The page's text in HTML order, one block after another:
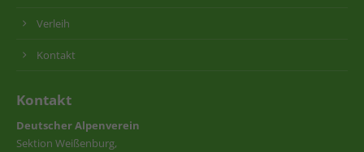
Verleih
Kontakt
Kontakt
Deutscher Alpenverein
Sektion Weißenburg,